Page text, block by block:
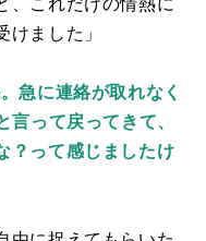
けました」
急に連絡が取れなく
言って戻ってきて、
？って感じましたけ